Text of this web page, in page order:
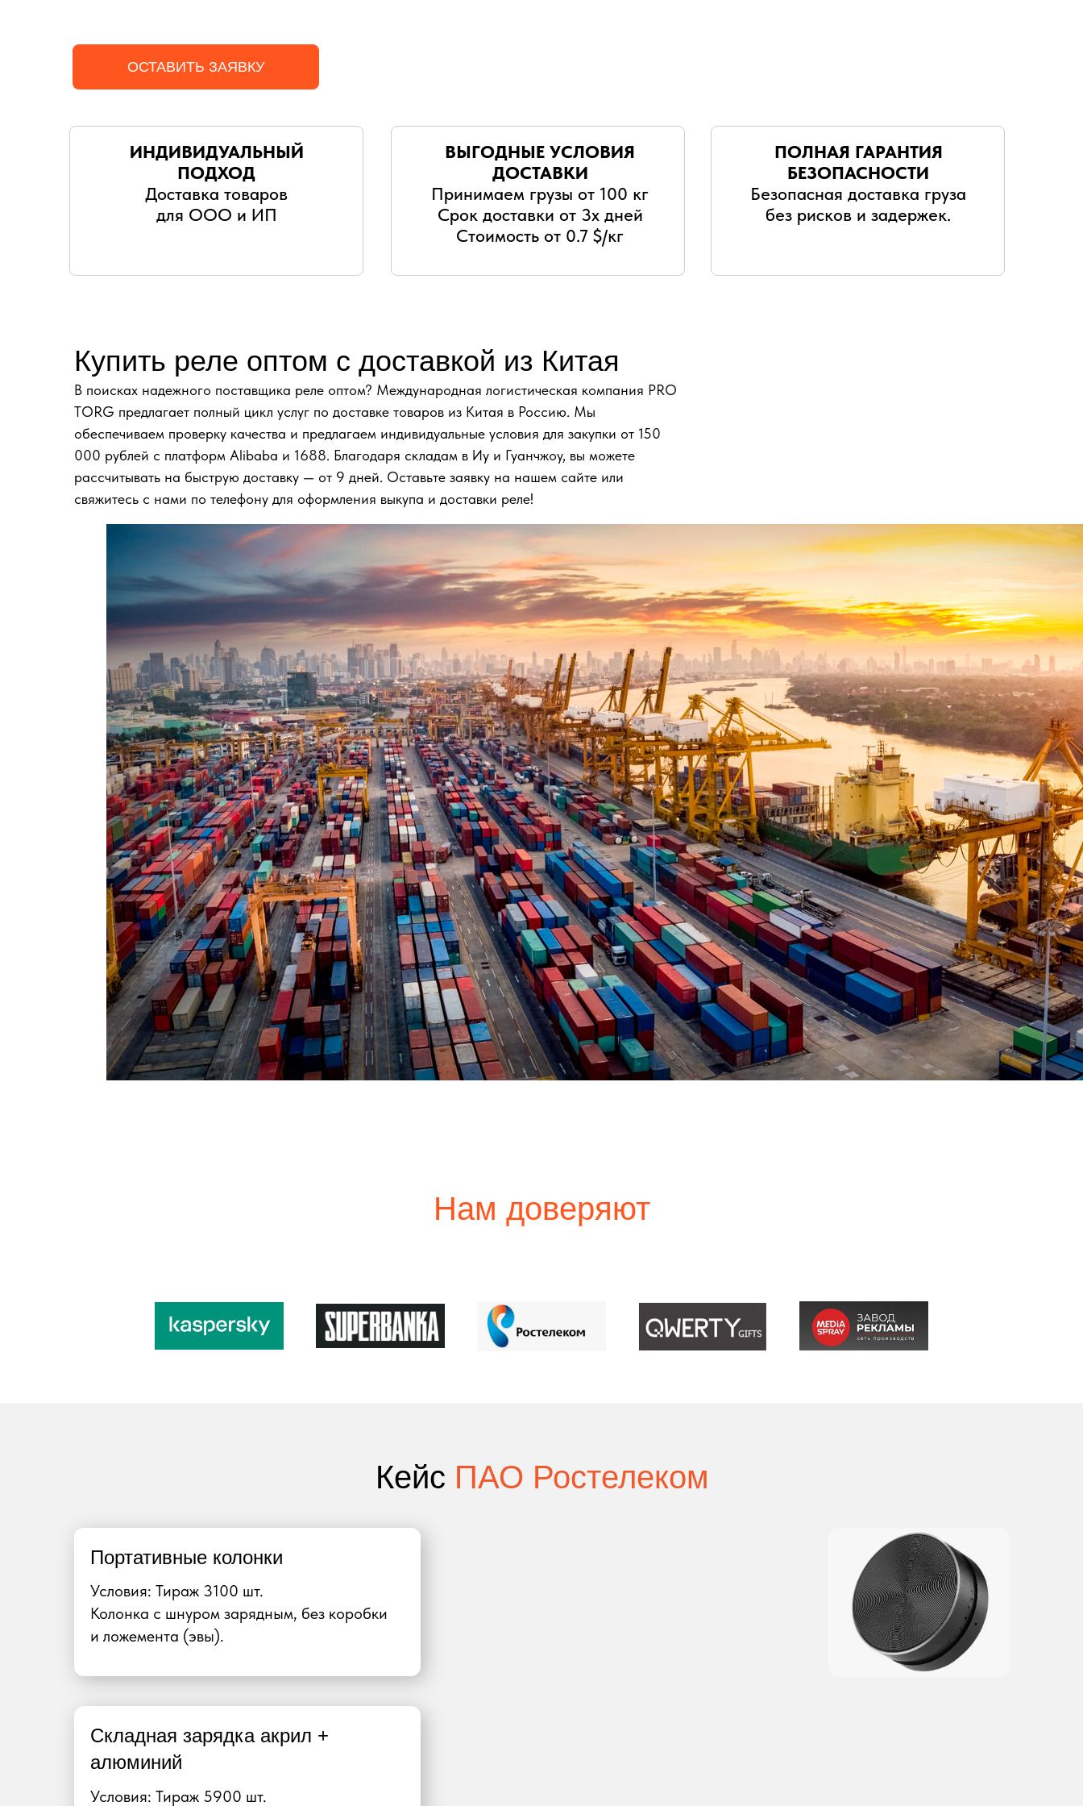
ОСТАВИТЬ ЗАЯВКУ
ВЫГОДНЫЕ УСЛОВИЯ
ДОСТАВКИ
Принимаем грузы от 100 кг
Срок доставки от 3х дней
Стоимость от 0.7 $/кг
ПОЛНАЯ ГАРАНТИЯ
БЕЗОПАСНОСТИ
Безопасная доставка груза
без рисков и задержек.
ИНДИВИДУАЛЬНЫЙ
ПОДХОД
Доставка товаров
для ООО и ИП
Купить реле оптом с доставкой из Китая
В поисках надежного поставщика реле оптом? Международная логистическая компания PRO
TORG предлагает полный цикл услуг по доставке товаров из Китая в Россию. Мы
обеспечиваем проверку качества и предлагаем индивидуальные условия для закупки от 150
000 рублей с платформ Alibaba и 1688. Благодаря складам в Иу и Гуанчжоу, вы можете
рассчитывать на быструю доставку — от 9 дней. Оставьте заявку на нашем сайте или
свяжитесь с нами по телефону для оформления выкупа и доставки реле!
Нам доверяют
Кейс ПАО Ростелеком
Портативные колонки
Условия: Тираж 3100 шт.
Колонка с шнуром зарядным, без коробки
и ложемента (эвы).
Складная зарядка акрил +
алюминий
Условия: Тираж 5900 шт.